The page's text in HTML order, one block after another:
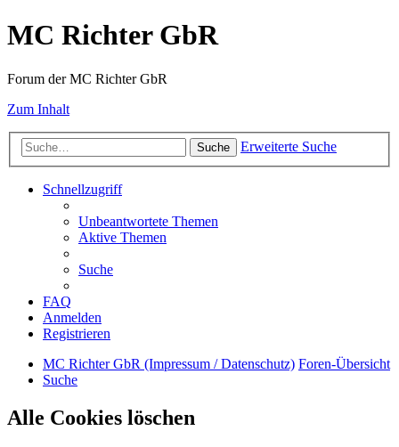
MC Richter GbR
Forum der MC Richter GbR
Zum Inhalt
Suche Erweiterte Suche
Schnellzugriff
Unbeantwortete Themen
Aktive Themen
Suche
FAQ
Anmelden
Registrieren
MC Richter GbR (Impressum / Datenschutz) Foren-Übersicht
Suche
Alle Cookies löschen